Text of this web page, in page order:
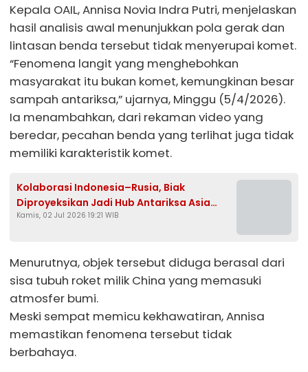
Kepala OAIL, Annisa Novia Indra Putri, menjelaskan
hasil analisis awal menunjukkan pola gerak dan
lintasan benda tersebut tidak menyerupai komet.
“Fenomena langit yang menghebohkan
masyarakat itu bukan komet, kemungkinan besar
sampah antariksa,” ujarnya, Minggu (5/4/2026).
Ia menambahkan, dari rekaman video yang
beredar, pecahan benda yang terlihat juga tidak
memiliki karakteristik komet.
Kolaborasi Indonesia–Rusia, Biak
Diproyeksikan Jadi Hub Antariksa Asia
Tenggara
Kamis, 02 Jul 2026 19:21 WIB
Menurutnya, objek tersebut diduga berasal dari
sisa tubuh roket milik China yang memasuki
atmosfer bumi.
Meski sempat memicu kekhawatiran, Annisa
memastikan fenomena tersebut tidak
berbahaya.